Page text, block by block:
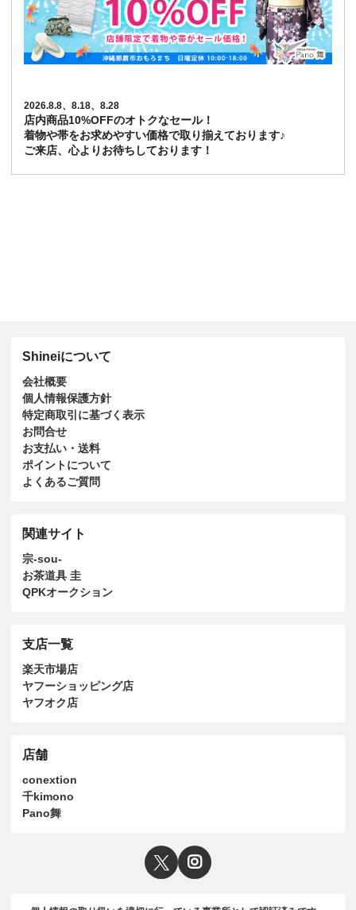
2026.8.8、8.18、8.28
店内商品10%OFFのオトクなセール！
着物や帯をお求めやすい価格で取り揃えております♪
ご来店、心よりお待ちしております！
Shineiについて
会社概要
個人情報保護方針
特定商取引に基づく表示
お問合せ
お支払い・送料
ポイントについて
よくあるご質問
関連サイト
宗-sou-
お茶道具 圭
QPKオークション
支店一覧
楽天市場店
ヤフーショッピング店
ヤフオク店
店舗
conextion
千kimono
Pano舞